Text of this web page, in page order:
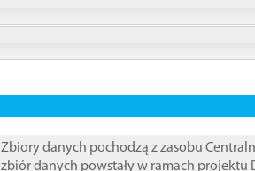
Zbiory danych pochodzą z zasobu
zbiór danych powstały w ramach projektu